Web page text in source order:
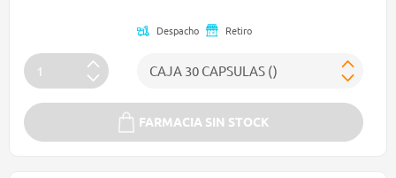
Despacho Retiro
FARMACIA SIN STOCK